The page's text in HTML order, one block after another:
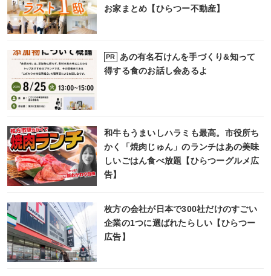
お家まとめ【ひらつー不動産】
PR
あの有名石けんを手づくり&知って
得する食のお話し会あるよ
和牛もうまいしハラミも最高。市役所ち
かく「焼肉じゅん」のランチはあの美味
しいごはん食べ放題【ひらつーグルメ広
告】
枚方の会社が日本で300社だけのすごい
企業の1つに選ばれたらしい【ひらつー
広告】